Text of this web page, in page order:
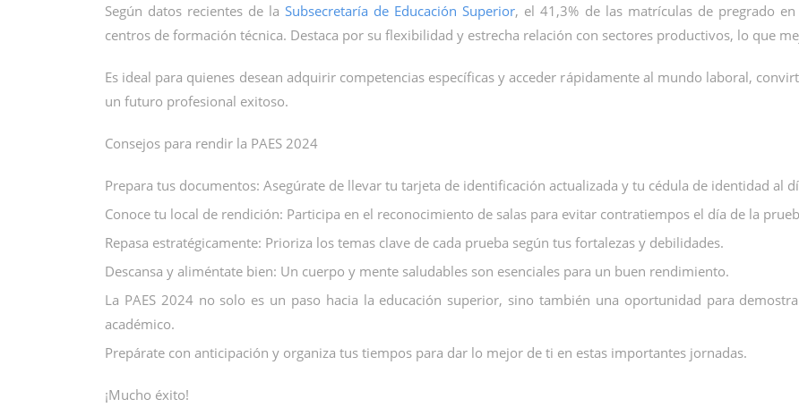
Según datos recientes de laSubsecretaría de Educación Superior, el 41,3% de las matrículas de pregrado
centros de formación técnica. Destaca por su flexibilidad y estrecha relación con sectores productivos, lo que
Es ideal para quienes desean adquirir competencias específicas y acceder rápidamente al mundo laboral,
un futuro profesional exitoso.
Consejos para rendir la PAES 2024
Prepara tus documentos: Asegúrate de llevar tu tarjeta de identificación actualizada y tu cédula de identidad al
Conoce tu local de rendición: Participa en el reconocimiento de salas para evitar contratiempos el día de la
Repasa estratégicamente: Prioriza los temas clave de cada prueba según tus fortalezas y debilidades.
Descansa y aliméntate bien: Un cuerpo y mente saludables son esenciales para un buen rendimiento.
La PAES 2024 no solo es un paso hacia la educación superior, sino también una oportunidad para
académico.
Prepárate con anticipación y organiza tus tiempos para dar lo mejor de ti en estas importantes jornadas.
¡Mucho éxito!